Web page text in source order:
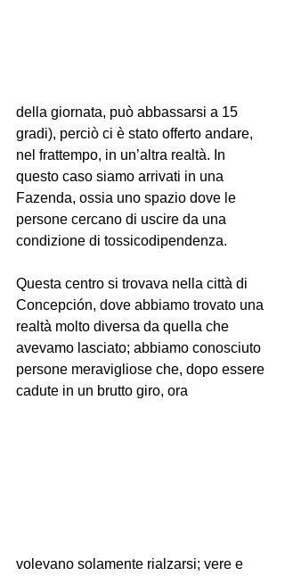
della giornata, può abbassarsi a 15
gradi), perciò ci è stato offerto andare,
nel frattempo, in un’altra realtà. In
questo caso siamo arrivati in una
Fazenda, ossia uno spazio dove le
persone cercano di uscire da una
condizione di tossicodipendenza.
Questa centro si trovava nella città di
Concepción, dove abbiamo trovato una
realtà molto diversa da quella che
avevamo lasciato; abbiamo conosciuto
persone meravigliose che, dopo essere
cadute in un brutto giro, ora
volevano solamente rialzarsi; vere e